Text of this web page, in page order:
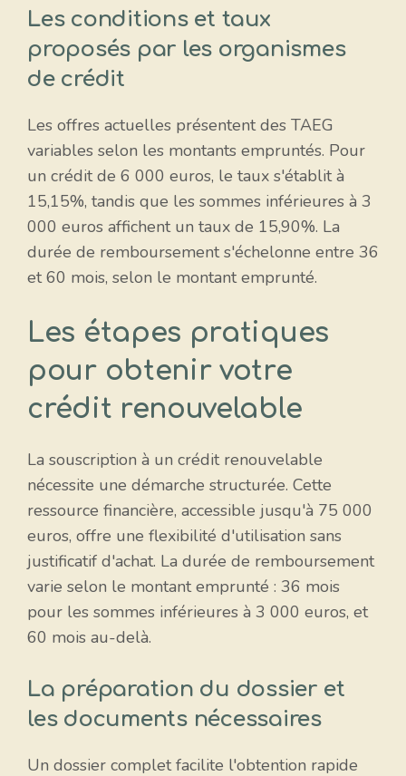
Les conditions et taux
proposés par les organismes
de crédit
Les offres actuelles présentent des TAEG
variables selon les montants empruntés. Pour
un crédit de 6 000 euros, le taux s'établit à
15,15%, tandis que les sommes inférieures à 3
000 euros affichent un taux de 15,90%. La
durée de remboursement s'échelonne entre 36
et 60 mois, selon le montant emprunté.
Les étapes pratiques
pour obtenir votre
crédit renouvelable
La souscription à un crédit renouvelable
nécessite une démarche structurée. Cette
ressource financière, accessible jusqu'à 75 000
euros, offre une flexibilité d'utilisation sans
justificatif d'achat. La durée de remboursement
varie selon le montant emprunté : 36 mois
pour les sommes inférieures à 3 000 euros, et
60 mois au-delà.
La préparation du dossier et
les documents nécessaires
Un dossier complet facilite l'obtention rapide